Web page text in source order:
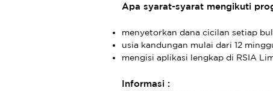
Apa syarat-syarat mengikuti
menyetorkan dana cicilan setiap
usia kandungan mulai dari 12
mengisi aplikasi lengkap di RSIA
Informasi :